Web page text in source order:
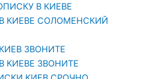
В КИЕВЕ
КИЕВЕ СОЛОМЕНСКИЙ
ЗВОНИТЕ
КИЕВЕ ЗВОНИТЕ